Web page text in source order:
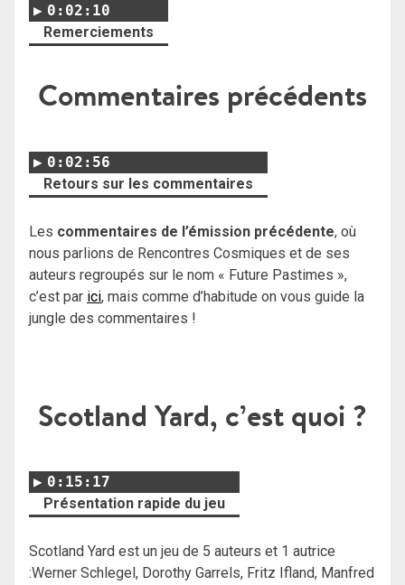
0:02:10
Remerciements
Commentaires précédents
0:02:56
Retours sur les commentaires
Les commentaires de l’émission précédente, où
nous parlions de Rencontres Cosmiques et de ses
auteurs regroupés sur le nom « Future Pastimes »,
c’est par ici, mais comme d’habitude on vous guide la
jungle des commentaires !
Scotland Yard, c’est quoi ?
0:15:17
Présentation rapide du jeu
Scotland Yard est un jeu de 5 auteurs et 1 autrice
:Werner Schlegel, Dorothy Garrels, Fritz Ifland, Manfred